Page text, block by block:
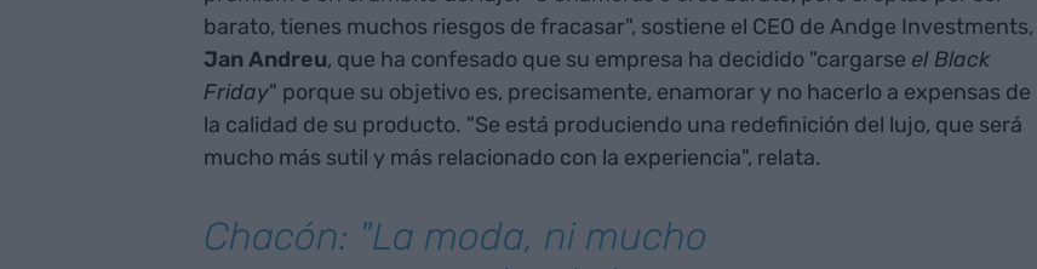
barato, tienes muchos riesgos de fracasar", sostiene el CEO de Andge Investments,
Jan Andreu, que ha confesado que su empresa ha decidido "cargarse el Black
Friday" porque su objetivo es, precisamente, enamorar y no hacerlo a expensas de
la calidad de su producto. "Se está produciendo una redefinición del lujo, que será
mucho más sutil y más relacionado con la experiencia", relata.
Chacón: "La moda, ni mucho